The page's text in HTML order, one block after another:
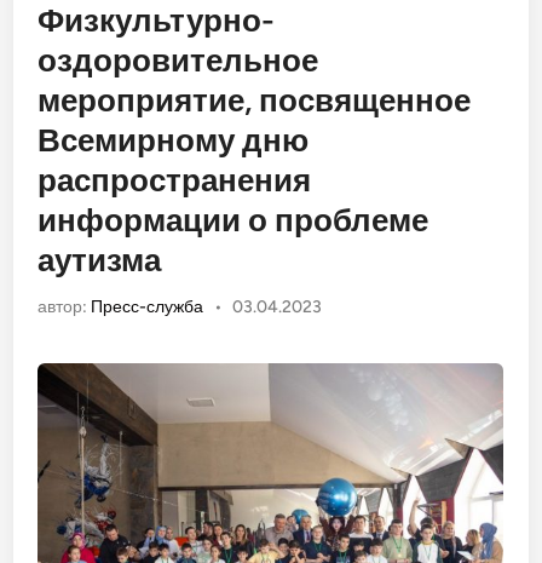
Физкультурно-
оздоровительное
мероприятие, посвященное
Всемирному дню
распространения
информации о проблеме
аутизма
автор: Пресс-служба • 03.04.2023